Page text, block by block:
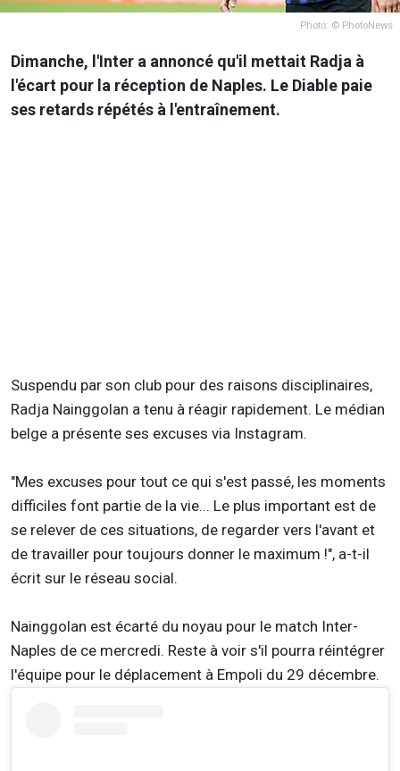
Photo: © PhotoNews
Dimanche, l'Inter a annoncé qu'il mettait Radja à
l'écart pour la réception de Naples. Le Diable paie
ses retards répétés à l'entraînement.
Suspendu par son club pour des raisons disciplinaires,
Radja Nainggolan a tenu à réagir rapidement. Le médian
belge a présente ses excuses via Instagram.
"Mes excuses pour tout ce qui s'est passé, les moments
difficiles font partie de la vie... Le plus important est de
se relever de ces situations, de regarder vers l'avant et
de travailler pour toujours donner le maximum !", a-t-il
écrit sur le réseau social.
Nainggolan est écarté du noyau pour le match Inter-
Naples de ce mercredi. Reste à voir s'il pourra réintégrer
l'équipe pour le déplacement à Empoli du 29 décembre.